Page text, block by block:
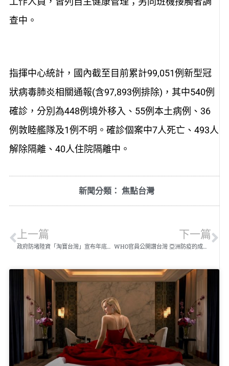
查中。
指揮中心統計，國內截至目前累計99,051例新型冠
狀病毒肺炎相關通報(含97,893例排除)，其中540例
確診，分別為448例境外移入、55例本土病例、36
例敦睦艦隊及1例不明。確診個案中7人死亡、493人
解除隔離、40人住院隔離中。
新聞分類： 焦點台灣
上一篇
政府防堵陸資「淘寶台灣」宣布年底結束營運
下一篇